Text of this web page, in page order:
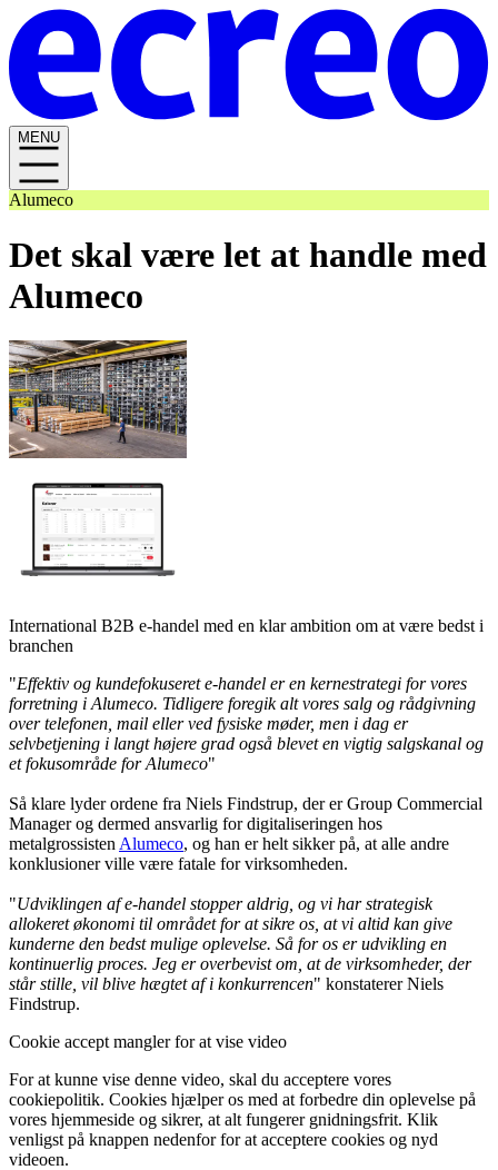
MENU
Alumeco
Det skal være let at handle med
Alumeco
International B2B e-handel med en klar ambition om at være bedst i
branchen
"Effektiv og kundefokuseret e-handel er en kernestrategi for vores
forretning i Alumeco. Tidligere foregik alt vores salg og rådgivning
over telefonen, mail eller ved fysiske møder, men i dag er
selvbetjening i langt højere grad også blevet en vigtig salgskanal og
et fokusområde for Alumeco"
Så klare lyder ordene fra Niels Findstrup, der er Group Commercial
Manager og dermed ansvarlig for digitaliseringen hos
metalgrossisten Alumeco, og han er helt sikker på, at alle andre
konklusioner ville være fatale for virksomheden.
"Udviklingen af e-handel stopper aldrig, og vi har strategisk
allokeret økonomi til området for at sikre os, at vi altid kan give
kunderne den bedst mulige oplevelse. Så for os er udvikling en
kontinuerlig proces. Jeg er overbevist om, at de virksomheder, der
står stille, vil blive hægtet af i konkurrencen" konstaterer Niels
Findstrup.
Cookie accept mangler for at vise video
For at kunne vise denne video, skal du acceptere vores
cookiepolitik. Cookies hjælper os med at forbedre din oplevelse på
vores hjemmeside og sikrer, at alt fungerer gnidningsfrit. Klik
venligst på knappen nedenfor for at acceptere cookies og nyd
videoen.